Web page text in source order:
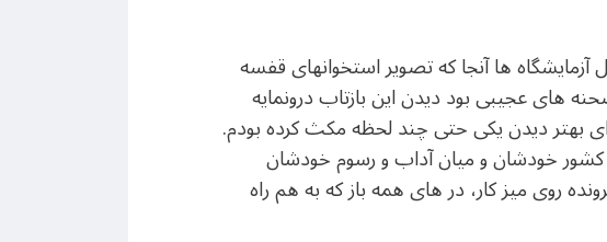
ها آنجا که تصویر استخوانهای قفسه
های عجیبی بود دیدن این بازتاب درونمایه
بهتر دیدن یکی حتی چند لحظه مکث کرده بودم.
کشور خودشان و میان آداب و رسوم خودشان
روی میز کار، در های همه باز که به هم راه